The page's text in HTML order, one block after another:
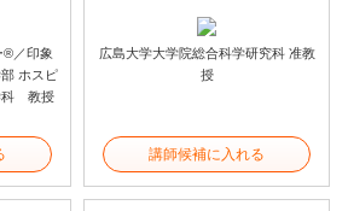
®／印象
ホスピ
科 教授
広島大学大学院総合科学研究科 准教
授
講師候補に入れる